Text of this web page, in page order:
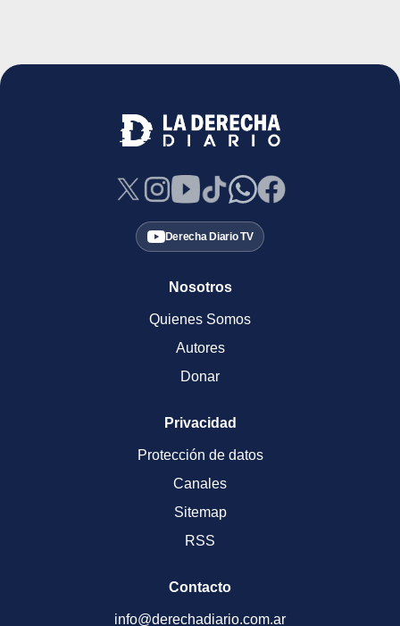
Derecha Diario TV
Nosotros
Quienes Somos
Autores
Donar
Privacidad
Protección de datos
Canales
Sitemap
RSS
Contacto
info@derechadiario.com.ar